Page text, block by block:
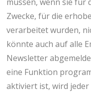
Zwecke, für die
verarbeitet wurden,
könnte auch auf alle
Newsletter
eine Funktion
aktiviert ist, wird